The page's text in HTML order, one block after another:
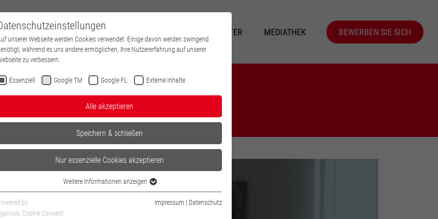
HOME MITARBEITER MEDIATHEK BEWERBEN SIE SICH
unserer Webseite werden Cookies verwendet. Einige davon werden zwingend
während es uns andere ermöglichen, Ihre Nutzererfahrung auf unserer
zu verbessern.
Essenziell Google TM Google FL Externe Inhalte
Alle akzeptieren
Speichern & schließen
Nur essenzielle Cookies akzeptieren
Essenzielle Cookies werden für grundlegende Funktionen der Webseite benötigt.
Dadurch ist gewährleistet, dass die Webseite einwandfrei funktioniert.
Weitere Informationen anzeigen
by
Cookie Consent
Impressum | Datenschutz